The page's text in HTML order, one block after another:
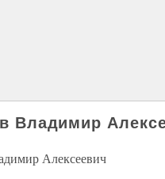
Владимир
Алексеевич